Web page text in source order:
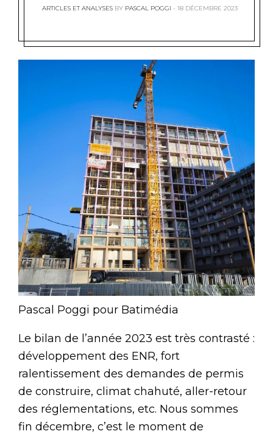
ARTICLES ET ANALYSES BY PASCAL POGGI 18 DÉCEMBRE 2023
Pascal Poggi pour Batimédia
Le bilan de l’année 2023 est très contrasté :
développement des ENR, fort
ralentissement des demandes de permis
de construire, climat chahuté, aller-retour
des réglementations, etc. Nous sommes
fin décembre, c’est le moment de